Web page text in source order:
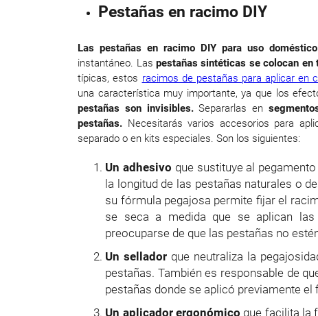
Pestañas en racimo DIY
Las pestañas en racimo DIY para uso doméstico
instantáneo. Laspestañas sintéticas se colocan
típicas, estos racimos de pestañas para aplicar en
una característica muy importante, ya que los
pestañas son invisibles.Separarlas en
pestañas. Necesitarás varios accesorios para
separado o en kits especiales. Son los siguientes:
Un adhesivo que sustituye al
la longitud de las pestañas naturales o
su fórmula pegajosa permite fijar el
se seca a medida que se aplican
preocuparse de que las pestañas no
Un sellador que neutraliza la
pestañas. También es responsable de
pestañas donde se aplicó previamente el
Un aplicador ergonómico que facilita la